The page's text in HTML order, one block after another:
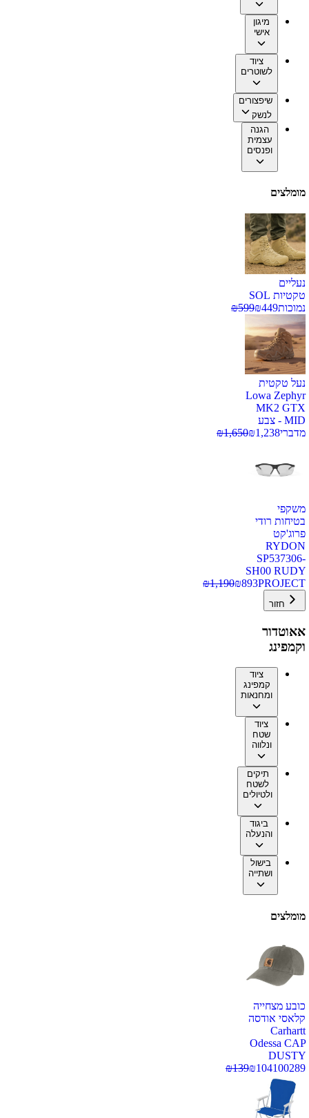
מיגון
אישי
ציוד
לשוטרים
שיפצורים
לנשק
הגנה
עצמית
ופנסים
מומלצים
נעליים
טקטיות SOL
נמוכות
₪449
₪599
נעל טקטית
Lowa Zephyr
MK2 GTX
MID - צבע
מדברי
₪1,238
₪1,650
משקפי
בטיחות רודי
פרוג'קט
RYDON
SP537306-
SH00 RUDY
PROJECT
₪893
₪1,190
חזור
אאוטדור
וקמפינג
ציוד
קמפינג
ומחנאות
ציוד
שטח
ונלווה
תיקים
לשטח
ולטיולים
ביגוד
והנעלה
בישול
ושתייה
מומלצים
כובע מצחייה
קלאסי אודסה
Carhartt
Odessa CAP
DUSTY
100289
₪104
₪139